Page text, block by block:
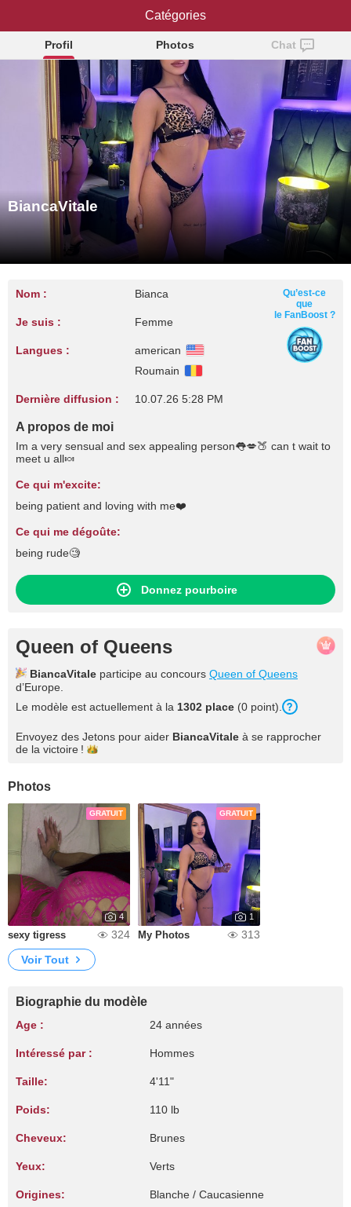
BiancaVitale
Profil Photos Chat
BiancaVitale
Nom : Bianca
Je suis : Femme
Langues :
american
Roumain
Dernière diffusion : 10.07.26 5:28 PM
Qu’est-ce
que
le FanBoost ?
A propos de moi
Im a very sensual and sex appealing person👅💋🍑 can t wait to
meet u all🍬
Ce qui m'excite:
being patient and loving with me❤️
Ce qui me dégoûte:
being rude🧐
Donnez pourboire
Queen of Queens
BiancaVitale participe au concours Queen of Queens
d’Europe.
Le modèle est actuellement à la 1302 place (0 point).
Envoyez des Jetons pour aider BiancaVitale à se rapprocher
de la victoire !
Photos
GRATUIT
4
sexy tigress 324
GRATUIT
1
My Photos
313
Voir Tout
Biographie du modèle
Age : 24 années
Intéressé par : Hommes
Taille: 4'11"
Poids: 110 lb
Cheveux: Brunes
Yeux: Verts
Origines: Blanche / Caucasienne
Catégories